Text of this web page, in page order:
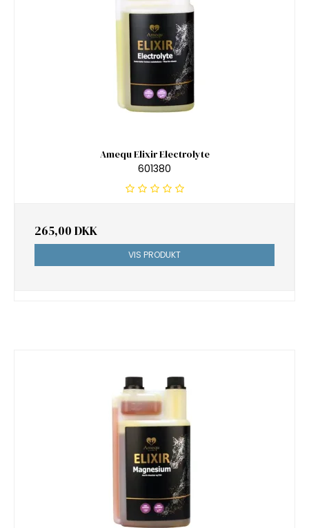
Amequ Elixir Electrolyte
601380
265,00 DKK
VIS PRODUKT